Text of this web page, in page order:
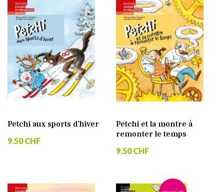
Petchi aux sports d’hiver
9.50 CHF
Petchi et la montre à
remonter le temps
9.50 CHF